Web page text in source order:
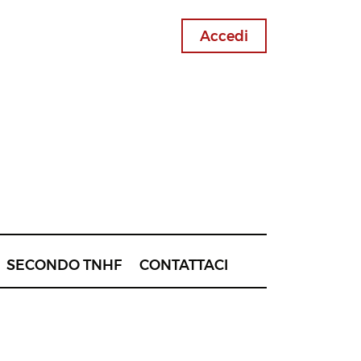
Accedi
SECONDO TNHF CONTATTACI